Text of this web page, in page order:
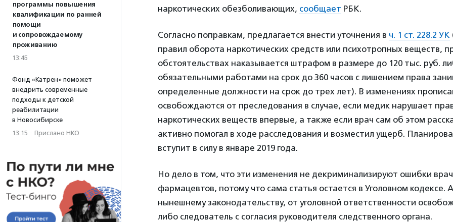
программы повышения
квалификации по ранней
помощи
и сопровождаемому
проживанию
13:45
Фонд «Катрен» поможет
внедрить современные
подходы к детской
реабилитации
в Новосибирске
13:15 · Прислано НКО
наркотических обезболивающих, сообщает РБК.
Согласно поправкам, предлагается внести уточнения в ч. 1 ст. 228.2 УК
правил оборота наркотических средств или психотропных веществ,
обстоятельствах наказывается штрафом в размере до 120 тыс. руб.
обязательными работами на срок до 360 часов с лишением права
определенные должности на срок до трех лет). В изменениях
освобождаются от преследования в случае, если медик нарушает
наркотических веществ впервые, а также если врач сам об этом
активно помогал в ходе расследования и возместил ущерб.
вступит в силу в январе 2019 года.
Но дело в том, что эти изменения не декриминализируют ошибки
фармацевтов, потому что сама статья остается в Уголовном кодексе.
нынешнему законодательству, от уголовной ответственности
либо следователь с согласия руководителя следственного органа.